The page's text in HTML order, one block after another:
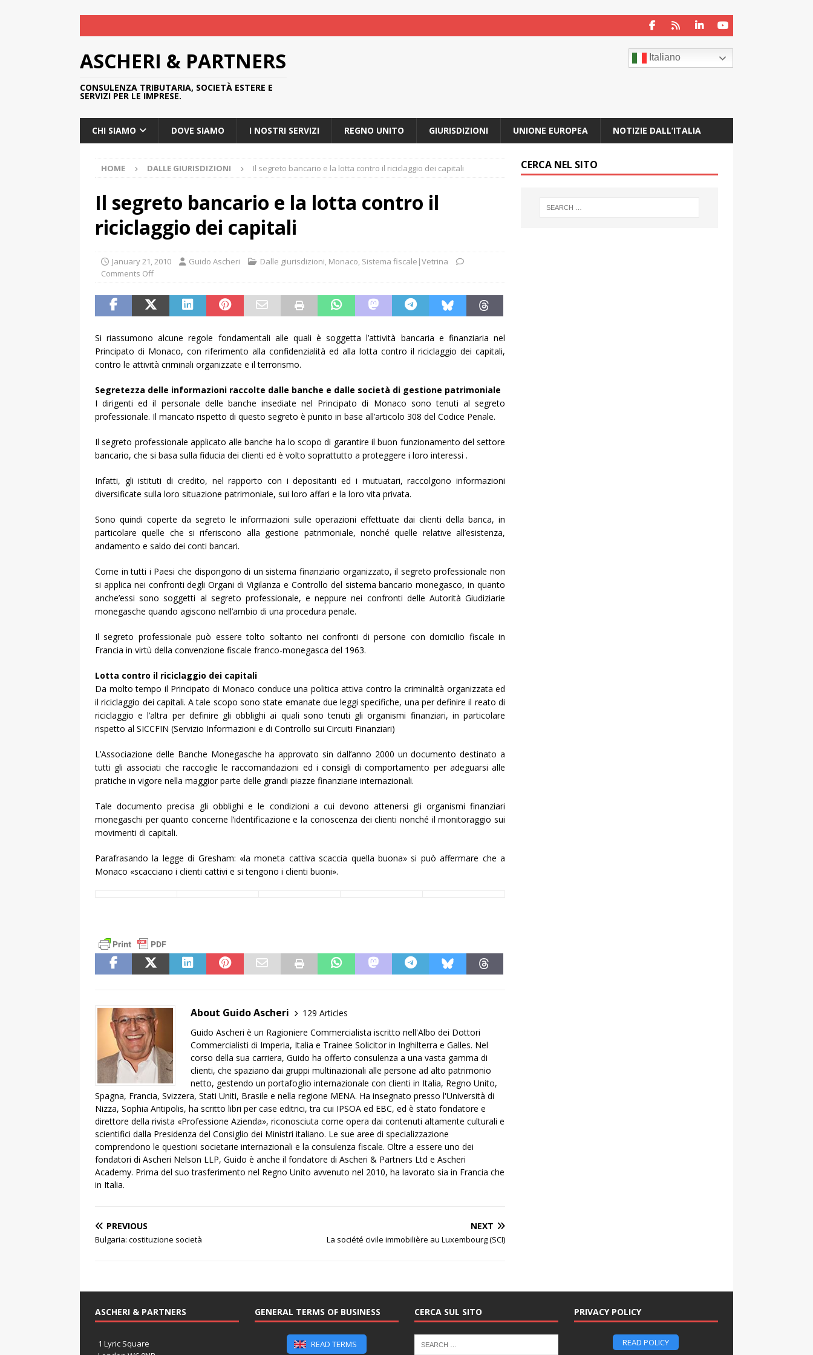
ASCHERI & PARTNERS
CONSULENZA TRIBUTARIA, SOCIETÀ ESTERE E
SERVIZI PER LE IMPRESE.
Italiano
CHI SIAMO DOVE SIAMO I NOSTRI SERVIZI REGNO UNITO GIURISDIZIONI UNIONE EUROPEA NOTIZIE DALL’ITALIA
HOME DALLE GIURISDIZIONI Il segreto bancario e la lotta contro il riciclaggio dei capitali
Il segreto bancario e la lotta contro il
riciclaggio dei capitali
January 21, 2010 Guido Ascheri Dalle giurisdizioni, Monaco, Sistema fiscale|Vetrina
Comments Off
Si riassumono alcune regole fondamentali alle quali è soggetta l’attività bancaria e finanziaria nel
Principato di Monaco, con riferimento alla confidenzialità ed alla lotta contro il riciclaggio dei capitali,
contro le attività criminali organizzate e il terrorismo.
Segretezza delle informazioni raccolte dalle banche e dalle società di gestione patrimoniale
I dirigenti ed il personale delle banche insediate nel Principato di Monaco sono tenuti al segreto
professionale. Il mancato rispetto di questo segreto è punito in base all’articolo 308 del Codice Penale.
Il segreto professionale applicato alle banche ha lo scopo di garantire il buon funzionamento del settore
bancario, che si basa sulla fiducia dei clienti ed è volto soprattutto a proteggere i loro interessi .
Infatti, gli istituti di credito, nel rapporto con i depositanti ed i mutuatari, raccolgono informazioni
diversificate sulla loro situazione patrimoniale, sui loro affari e la loro vita privata.
Sono quindi coperte da segreto le informazioni sulle operazioni effettuate dai clienti della banca, in
particolare quelle che si riferiscono alla gestione patrimoniale, nonché quelle relative all’esistenza,
andamento e saldo dei conti bancari.
Come in tutti i Paesi che dispongono di un sistema finanziario organizzato, il segreto professionale non
si applica nei confronti degli Organi di Vigilanza e Controllo del sistema bancario monegasco, in quanto
anche’essi sono soggetti al segreto professionale, e neppure nei confronti delle Autorità Giudiziarie
monegasche quando agiscono nell’ambio di una procedura penale.
Il segreto professionale può essere tolto soltanto nei confronti di persone con domicilio fiscale in
Francia in virtù della convenzione fiscale franco-monegasca del 1963.
Lotta contro il riciclaggio dei capitali
Da molto tempo il Principato di Monaco conduce una politica attiva contro la criminalità organizzata ed
il riciclaggio dei capitali. A tale scopo sono state emanate due leggi specifiche, una per definire il reato di
riciclaggio e l’altra per definire gli obblighi ai quali sono tenuti gli organismi finanziari, in particolare
rispetto al SICCFIN (Servizio Informazioni e di Controllo sui Circuiti Finanziari)
L’Associazione delle Banche Monegasche ha approvato sin dall’anno 2000 un documento destinato a
tutti gli associati che raccoglie le raccomandazioni ed i consigli di comportamento per adeguarsi alle
pratiche in vigore nella maggior parte delle grandi piazze finanziarie internazionali.
Tale documento precisa gli obblighi e le condizioni a cui devono attenersi gli organismi finanziari
monegaschi per quanto concerne l’identificazione e la conoscenza dei clienti nonché il monitoraggio sui
movimenti di capitali.
Parafrasando la legge di Gresham: «la moneta cattiva scaccia quella buona» si può affermare che a
Monaco «scacciano i clienti cattivi e si tengono i clienti buoni».
About Guido Ascheri
129 Articles
Guido Ascheri è un Ragioniere Commercialista iscritto nell'Albo dei Dottori
Commercialisti di Imperia, Italia e Trainee Solicitor in Inghilterra e Galles. Nel
corso della sua carriera, Guido ha offerto consulenza a una vasta gamma di
clienti, che spaziano dai gruppi multinazionali alle persone ad alto patrimonio
netto, gestendo un portafoglio internazionale con clienti in Italia, Regno Unito,
Spagna, Francia, Svizzera, Stati Uniti, Brasile e nella regione MENA. Ha insegnato presso l'Università di
Nizza, Sophia Antipolis, ha scritto libri per case editrici, tra cui IPSOA ed EBC, ed è stato fondatore e
direttore della rivista «Professione Azienda», riconosciuta come opera dai contenuti altamente culturali e
scientifici dalla Presidenza del Consiglio dei Ministri italiano. Le sue aree di specializzazione
comprendono le questioni societarie internazionali e la consulenza fiscale. Oltre a essere uno dei
fondatori di Ascheri Nelson LLP, Guido è anche il fondatore di Ascheri & Partners Ltd e Ascheri
Academy. Prima del suo trasferimento nel Regno Unito avvenuto nel 2010, ha lavorato sia in Francia che
in Italia.
PREVIOUS
Bulgaria: costituzione società
NEXT
La société civile immobilière au Luxembourg (SCI)
CERCA NEL SITO
ASCHERI & PARTNERS
1 Lyric Square
GENERAL TERMS OF BUSINESS
READ TERMS
CERCA SUL SITO PRIVACY POLICY
READ POLICY